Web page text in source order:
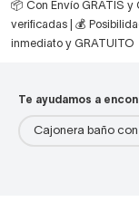
📦 Con Envío GRATIS y
verificadas | 💰
inmediato y GRATUITO
Te ayudamos a
Cajonera baño